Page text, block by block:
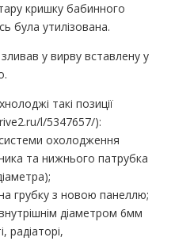
кришку бабинного
була утилізована.
у вирву вставлену у
такі позиції
l/5347657/):
охолодження
та нижнього патрубка
грубку з новою панеллю;
діаметром 6мм
радіаторі,